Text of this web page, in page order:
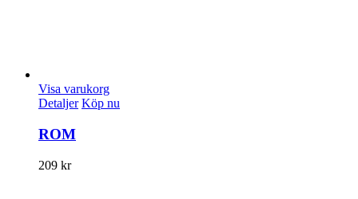
Visa varukorg
Detaljer Köp nu
ROM
209 kr